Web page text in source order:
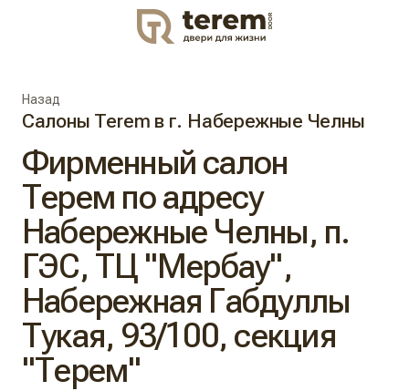
DOOR
Назад
Салоны Terem в г. Набережные Челны
Фирменный салон
Терем по адресу
Набережные Челны, п.
ГЭС, ТЦ "Мербау",
Набережная Габдуллы
Тукая, 93/100, секция
"Терем"